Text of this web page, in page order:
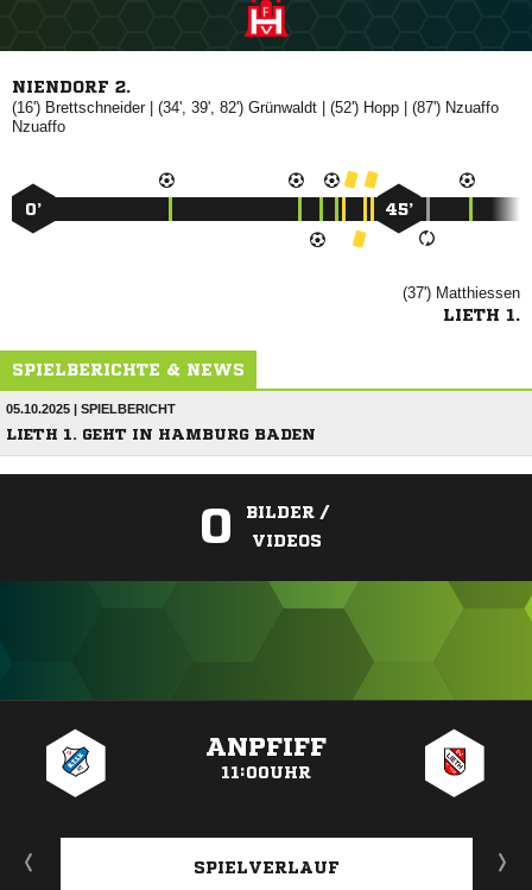
NIENDORF 2.
(16') | (34', 39', 82')  | (52')  | (87') 

0’ 45’
(37') 
LIETH 1.
SPIELBERICHTE & NEWS
05.10.2025 | SPIELBERICHT
LIETH 1. GEHT IN HAMBURG BADEN
0
BILDER /
VIDEOS
ANPFIFF
11:00UHR
SPIELVERLAUF